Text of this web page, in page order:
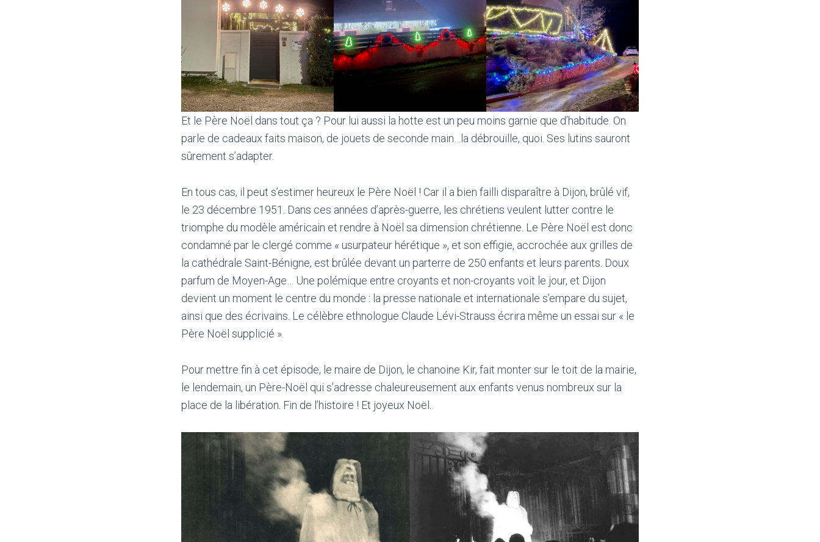
Et le Père Noël dans tout ça ? Pour lui aussi la hotte est un peu moins garnie que d’habitude. On
parle de cadeaux faits maison, de jouets de seconde main…la débrouille, quoi. Ses lutins sauront
sûrement s’adapter.
En tous cas, il peut s’estimer heureux le Père Noël ! Car il a bien failli disparaître à Dijon, brûlé vif,
le 23 décembre 1951. Dans ces années d’après-guerre, les chrétiens veulent lutter contre le
triomphe du modèle américain et rendre à Noël sa dimension chrétienne. Le Père Noël est donc
condamné par le clergé comme « usurpateur hérétique », et son effigie, accrochée aux grilles de
la cathédrale Saint-Bénigne, est brûlée devant un parterre de 250 enfants et leurs parents. Doux
parfum de Moyen-Age… Une polémique entre croyants et non-croyants voit le jour, et Dijon
devient un moment le centre du monde : la presse nationale et internationale s’empare du sujet,
ainsi que des écrivains. Le célèbre ethnologue Claude Lévi-Strauss écrira même un essai sur « le
Père Noël supplicié ».
Pour mettre fin à cet épisode, le maire de Dijon, le chanoine Kir, fait monter sur le toit de la mairie,
le lendemain, un Père-Noël qui s’adresse chaleureusement aux enfants venus nombreux sur la
place de la libération. Fin de l’histoire ! Et joyeux Noël.